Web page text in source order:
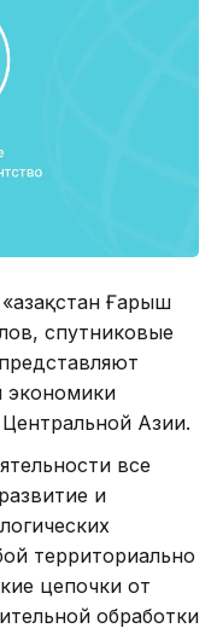
Ғарыш
спутниковые
экономики
Азии.
все
и
территориально
цепочки от
обработки